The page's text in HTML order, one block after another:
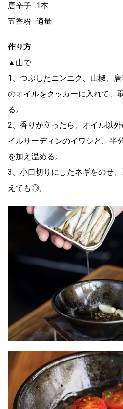
唐辛子…1本
五香粉…適量
作り方
▲山で
1、つぶしたニンニク、山椒、
のオイルをクッカーに入れて、
る。
2、香りが立ったら、オイル以
イルサーディンのイワシと、半
を加え温める。
3、小口切りにしたネギをのせ
えても◎。